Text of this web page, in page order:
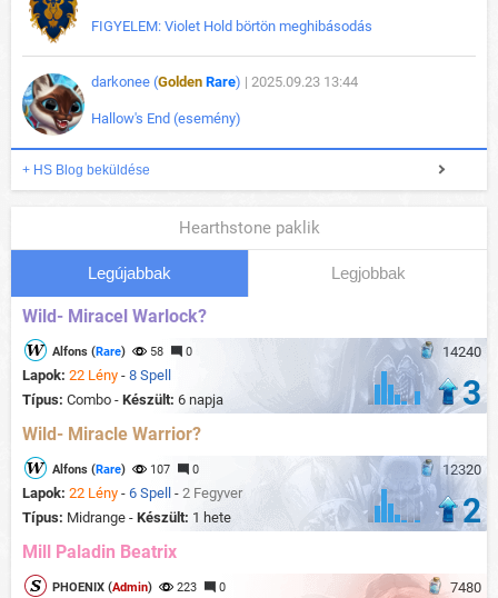
FIGYELEM: Violet Hold börtön meghibásodás
darkonee (Golden Rare) | 2025.09.23 13:44
Hallow's End (esemény)
+ HS Blog beküldése
Hearthstone paklik
Legújabbak Legjobbak
Wild- Miracel Warlock?
14240
Alfons (Rare) 58 0
Lapok: 22 Lény - 8 Spell
Típus: Combo - Készült: 6 napja 3
Wild- Miracle Warrior?
12320
Alfons (Rare) 107 0
Lapok: 22 Lény - 6 Spell - 2 Fegyver
Típus: Midrange - Készült: 1 hete 2
Mill Paladin Beatrix
7480
PHOENIX (Admin) 223 0